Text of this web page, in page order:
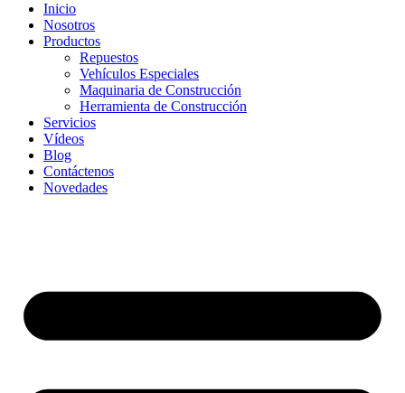
Inicio
Nosotros
Productos
Repuestos
Vehículos Especiales
Maquinaria de Construcción
Herramienta de Construcción
Servicios
Vídeos
Blog
Contáctenos
Novedades